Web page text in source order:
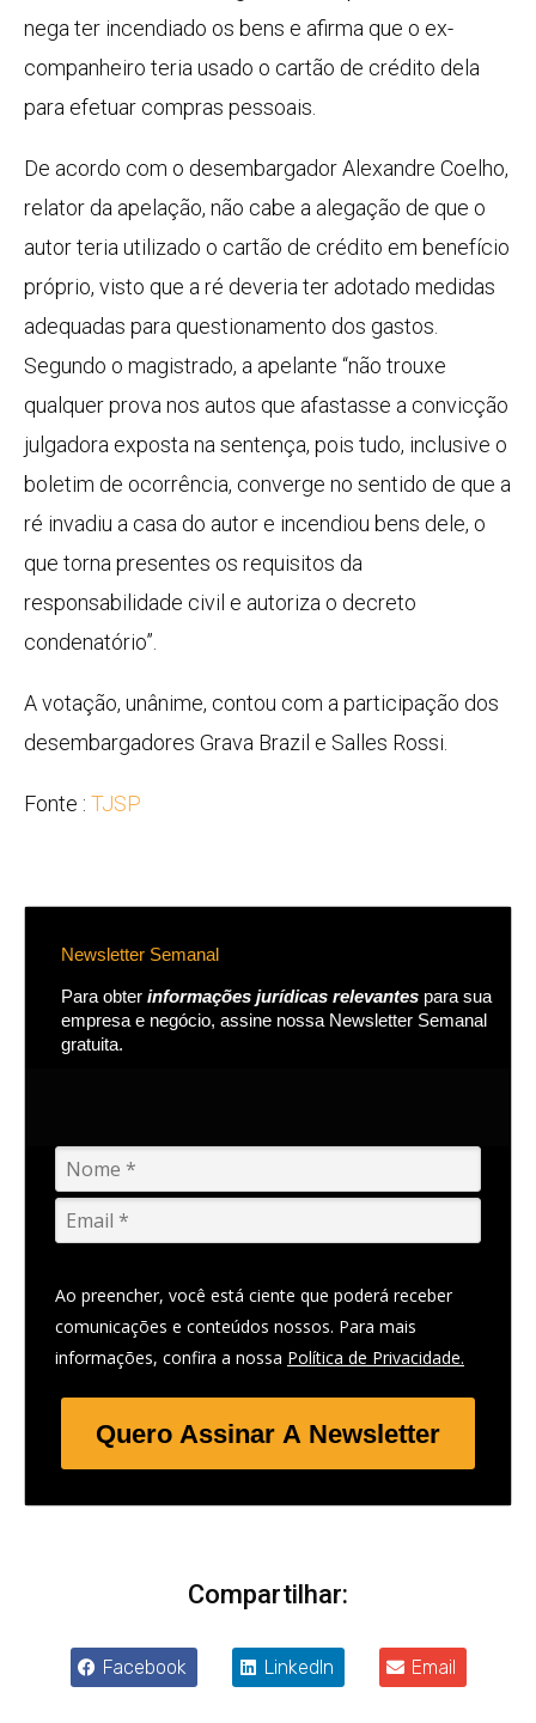
nega ter incendiado os bens e afirma que o ex-
companheiro teria usado o cartão de crédito dela
para efetuar compras pessoais.
De acordo com o desembargador Alexandre Coelho,
relator da apelação, não cabe a alegação de que o
autor teria utilizado o cartão de crédito em benefício
próprio, visto que a ré deveria ter adotado medidas
adequadas para questionamento dos gastos.
Segundo o magistrado, a apelante “não trouxe
qualquer prova nos autos que afastasse a convicção
julgadora exposta na sentença, pois tudo, inclusive o
boletim de ocorrência, converge no sentido de que a
ré invadiu a casa do autor e incendiou bens dele, o
que torna presentes os requisitos da
responsabilidade civil e autoriza o decreto
condenatório”.
A votação, unânime, contou com a participação dos
desembargadores Grava Brazil e Salles Rossi.
Fonte : TJSP
Newsletter Semanal
Para obter informações jurídicas relevantes para sua
empresa e negócio, assine nossa Newsletter Semanal
gratuita.
Ao preencher, você está ciente que poderá receber
comunicações e conteúdos nossos. Para mais
informações, confira a nossa Política de Privacidade.
Quero Assinar A Newsletter
Compartilhar:
Facebook LinkedIn Email